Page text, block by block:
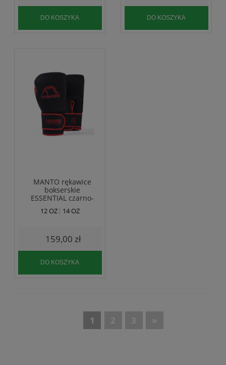
DO KOSZYKA DO KOSZYKA
MANTO rękawice
bokserskie
ESSENTIAL czarno-
czerwone
12 OZ 14 OZ
159,00 zł
DO KOSZYKA
1 2 3 »